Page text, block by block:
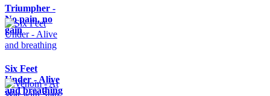
Triumpher -
No pain, no
gain
Six Feet
Under - Alive
and breathing